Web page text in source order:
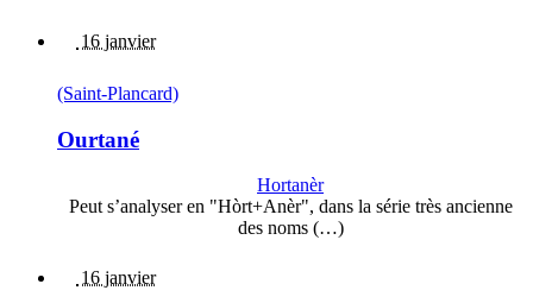
16 janvier
(Saint-Plancard)
Ourtané
Hortanèr
Peut s’analyser en "Hòrt+Anèr", dans la série très ancienne
des noms (…)
16 janvier